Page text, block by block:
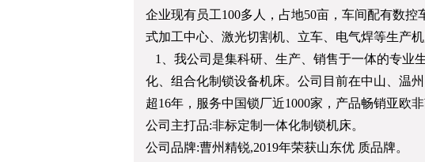
企业现有员工100多人，占地50亩，车间配有数
式加工中心、激光切割机、立车、电气焊等生产机
1、我公司是集科研、生产、销售于一体的专业
化、组合化制锁设备机床。公司目前在中山、温
超16年，服务中国锁厂近1000家，产品畅销亚欧
公司主打品:非标定制一体化制锁机床。
公司品牌:曹州精锐,2019年荣获山东优 质品牌。